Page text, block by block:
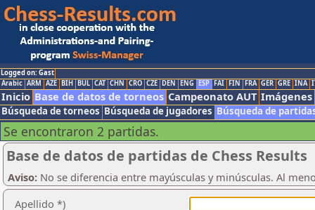
Logged on: Gast
Arabic ARM AZE BIH BUL CAT CHN CRO CZE DEN ENG ESP FAI FIN FRA GER GRE INA
Inicio Base de datos de torneos Campeonato AUT Imágenes
Búsqueda de torneos Búsqueda de jugadores Búsqueda de
Se encontraron 2 partidas.
Base de datos de partidas de Chess Results
Aviso: No se diferencia entre mayúsculas y minúsculas. Al
Apellido *)